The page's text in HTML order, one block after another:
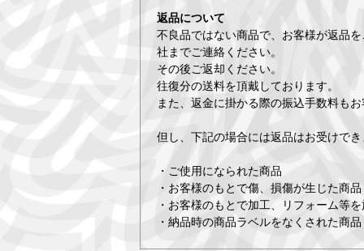
返品について
不良品ではない商品で、お客様が返品
社までご連絡ください。
その後ご返却ください。
往復分の送料を頂戴しております。
また、返金に掛かる際の振込手数料も
但し、下記の場合には返品はお受けで
・ご使用になられた商品
・お客様のもとで傷、損傷が生じた商品
・お客様のもとで加工、リフォーム等
・納品時の商品ラベルをなくされた商品